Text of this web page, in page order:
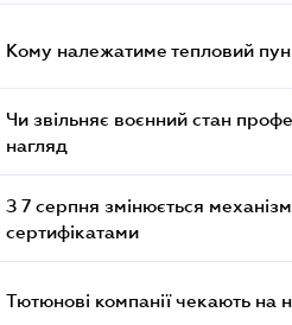
Кому належатиме тепловий
Чи звільняє воєнний стан
нагляд
З 7 серпня змінюється
сертифікатами
Тютюнові компанії чекають на